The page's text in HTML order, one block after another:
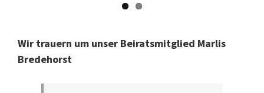
Wir trauern um unser Beiratsmitglied Marlis
Bredehorst